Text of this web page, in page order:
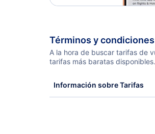
Términos y condiciones
A la hora de buscar tarifas de
tarifas más baratas
Información sobre Tarifas